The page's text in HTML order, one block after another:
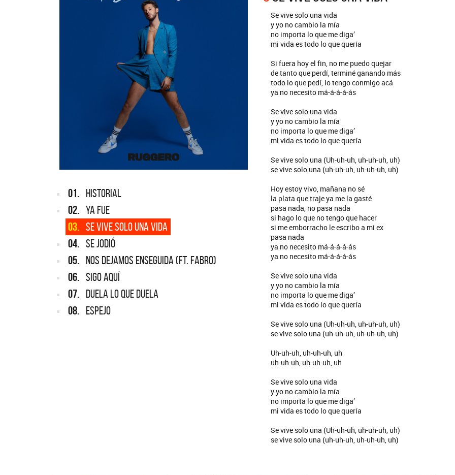
01. HISTORIAL
02. YA FUE
03. SE VIVE SOLO UNA VIDA
04. SE JODIÓ
05. NOS DEJAMOS ENSEGUIDA (FT. FABRO)
06. SIGO AQUÍ
07. DUELA LO QUE DUELA
08. ESPEJO
Se vive solo una vida
y yo no cambio la mía
no importa lo que me diga’
mi vida es todo lo que quería
Si fuera hoy el fin, no me puedo quejar
de tanto que perdí, terminé ganando más
todo lo que pedí, lo tengo conmigo acá
ya no necesito má-á-á-á-ás
Se vive solo una vida
y yo no cambio la mía
no importa lo que me diga’
mi vida es todo lo que quería
Se vive solo una (Uh-uh-uh, uh-uh-uh, uh)
se vive solo una (uh-uh-uh, uh-uh-uh, uh)
Hoy estoy vivo, mañana no sé
la plata que traje ya me la gasté
pasa nada, no pasa nada
si hago lo que no tengo que hacer
si me emborracho le escribo a mi ex
pasa nada
ya no necesito má-á-á-á-ás
ya no necesito má-á-á-á-ás
Se vive solo una vida
y yo no cambio la mía
no importa lo que me diga’
mi vida es todo lo que quería
Se vive solo una (Uh-uh-uh, uh-uh-uh, uh)
se vive solo una (uh-uh-uh, uh-uh-uh, uh)
Uh-uh-uh, uh-uh-uh, uh
uh-uh-uh, uh-uh-uh, uh
Se vive solo una vida
y yo no cambio la mía
no importa lo que me diga’
mi vida es todo lo que quería
Se vive solo una (Uh-uh-uh, uh-uh-uh, uh)
se vive solo una (uh-uh-uh, uh-uh-uh, uh)